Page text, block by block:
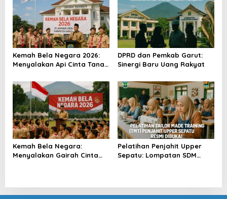
Kemah Bela Negara 2026:
Menyalakan Api Cinta Tanah
DPRD dan Pemkab Garut:
Sinergi Baru Uang Rakyat
Kemah Bela Negara:
Menyalakan Gairah Cinta
Pelatihan Penjahit Upper
Sepatu: Lompatan SDM